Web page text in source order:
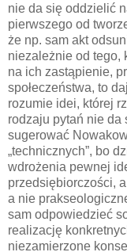
nie da się oddzielić
pierwszego od
że np. sam akt
niezależnie od tego,
na ich zastąpienie,
społeczeństwa, to
rozumie idei, której
rodzaju pytań nie
sugerować
„technicznych”, bo
wdrożenia pewnej
przedsiębiorczości,
a nie
sam odpowiedzieć
realizację
niezamierzone